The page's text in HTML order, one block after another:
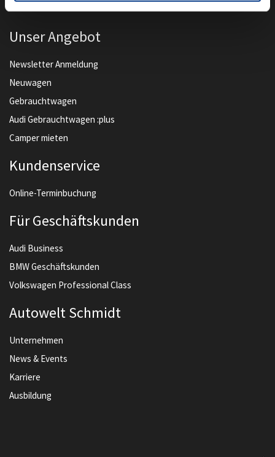
Unser Angebot
Newsletter Anmeldung
Neuwagen
Gebrauchtwagen
Audi Gebrauchtwagen :plus
Camper mieten
Kundenservice
Online-Terminbuchung
Für Geschäftskunden
Audi Business
BMW Geschäftskunden
Volkswagen Professional Class
Autowelt Schmidt
Unternehmen
News & Events
Karriere
Ausbildung